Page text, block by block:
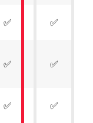
✅ ✅
✅ ✅
✅ ✅